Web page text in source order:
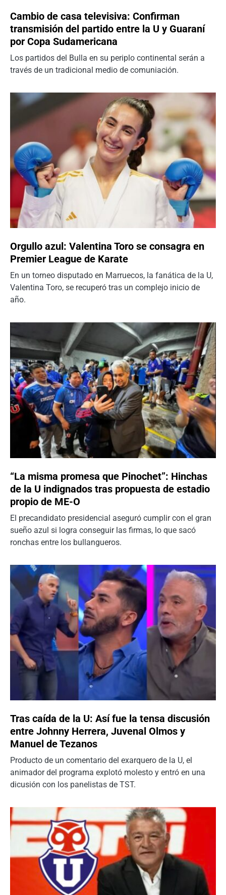
Cambio de casa televisiva: Confirman
transmisión del partido entre la U y Guaraní
por Copa Sudamericana
Los partidos del Bulla en su periplo continental serán a
través de un tradicional medio de comuniación.
Orgullo azul: Valentina Toro se consagra en
Premier League de Karate
En un torneo disputado en Marruecos, la fanática de la U,
Valentina Toro, se recuperó tras un complejo inicio de
año.
“La misma promesa que Pinochet”: Hinchas
de la U indignados tras propuesta de estadio
propio de ME-O
El precandidato presidencial aseguró cumplir con el gran
sueño azul si logra conseguir las firmas, lo que sacó
ronchas entre los bullangueros.
Tras caída de la U: Así fue la tensa discusión
entre Johnny Herrera, Juvenal Olmos y
Manuel de Tezanos
Producto de un comentario del exarquero de la U, el
animador del programa explotó molesto y entró en una
dicusión con los panelistas de TST.